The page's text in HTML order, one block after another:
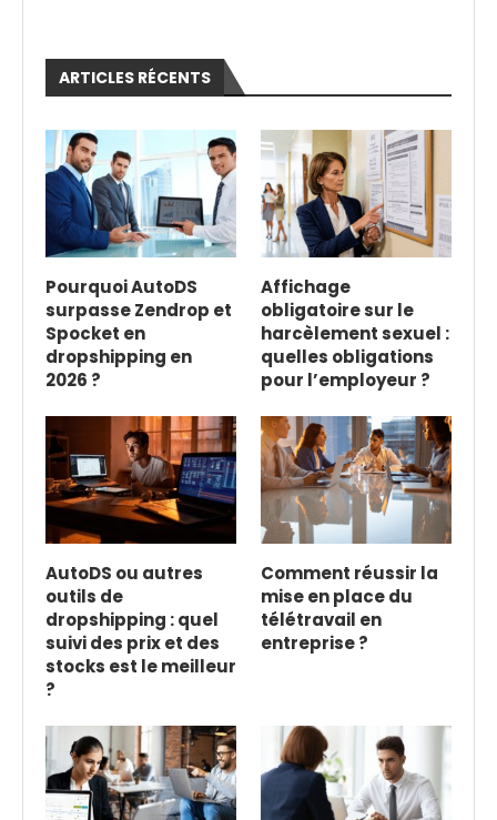
ARTICLES RÉCENTS
Pourquoi AutoDS
surpasse Zendrop et
Spocket en
dropshipping en
2026 ?
Affichage
obligatoire sur le
harcèlement sexuel :
quelles obligations
pour l’employeur ?
AutoDS ou autres
outils de
dropshipping : quel
suivi des prix et des
stocks est le meilleur
?
Comment réussir la
mise en place du
télétravail en
entreprise ?